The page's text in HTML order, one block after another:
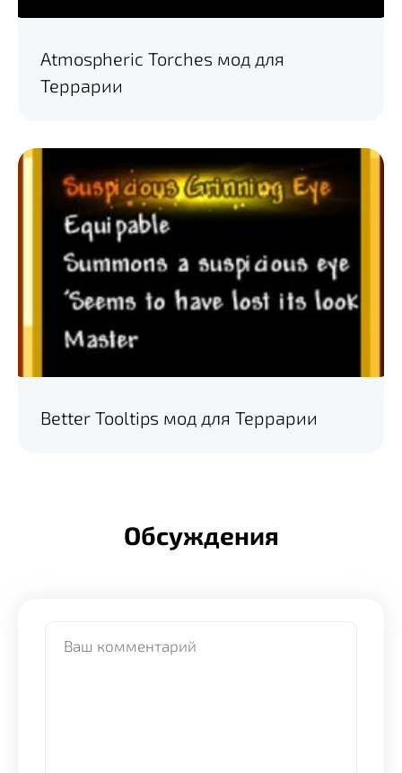
Atmospheric Torches мод для
Террарии
Better Tooltips мод для Террарии
Обсуждения